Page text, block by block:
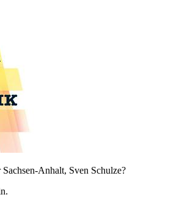
Anhalt, Sven Schulze?